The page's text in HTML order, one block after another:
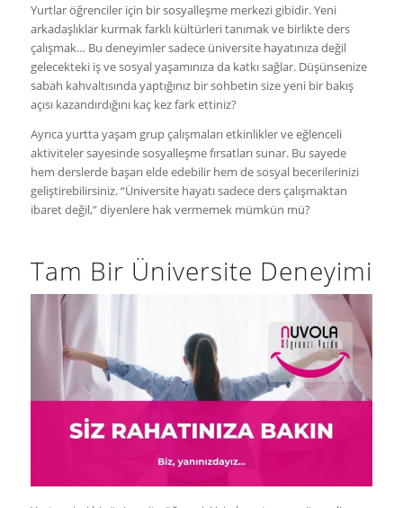
Yurtlar öğrenciler için bir sosyalleşme merkezi gibidir. Yeni
arkadaşlıklar kurmak farklı kültürleri tanımak ve birlikte ders
çalışmak… Bu deneyimler sadece üniversite hayatınıza değil
gelecekteki iş ve sosyal yaşamınıza da katkı sağlar. Düşünsenize
sabah kahvaltısında yaptığınız bir sohbetin size yeni bir bakış
açısı kazandırdığını kaç kez fark ettiniz?
Ayrıca yurtta yaşam grup çalışmaları etkinlikler ve eğlenceli
aktiviteler sayesinde sosyalleşme fırsatları sunar. Bu sayede
hem derslerde başarı elde edebilir hem de sosyal becerilerinizi
geliştirebilirsiniz. “Üniversite hayatı sadece ders çalışmaktan
ibaret değil,” diyenlere hak vermemek mümkün mü?
Tam Bir Üniversite Deneyimi